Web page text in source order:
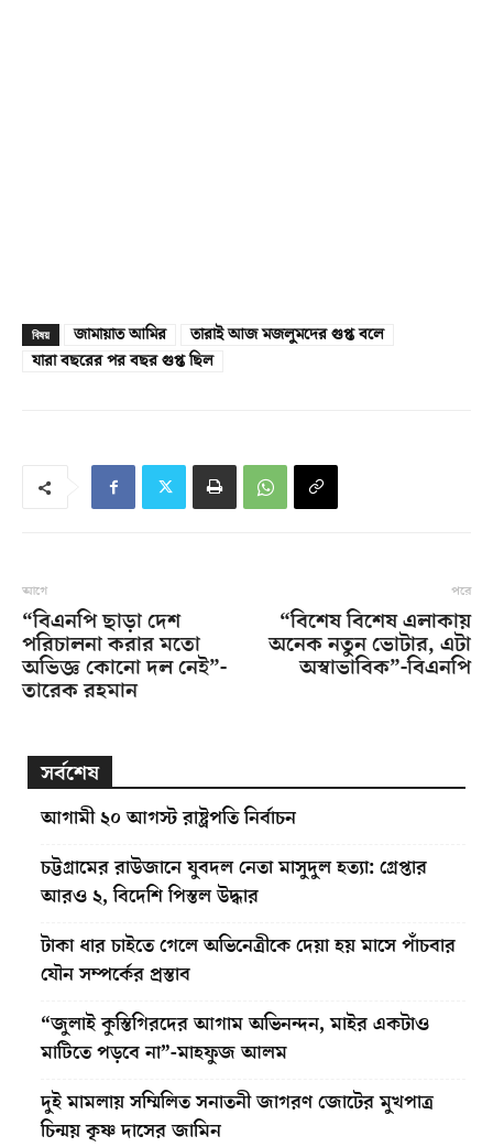
বিষয় জামায়াত আমির
তারাই আজ মজলুমদের গুপ্ত বলে
যারা বছরের পর বছর গুপ্ত ছিল
আগে
“বিএনপি ছাড়া দেশ
পরিচালনা করার মতো
অভিজ্ঞ কোনো দল নেই”-
তারেক রহমান
পরে
“বিশেষ বিশেষ এলাকায়
অনেক নতুন ভোটার, এটা
অস্বাভাবিক”-বিএনপি
সর্বশেষ
আগামী ২০ আগস্ট রাষ্ট্রপতি নির্বাচন
চট্টগ্রামের রাউজানে যুবদল নেতা মাসুদুল হত্যা: গ্রেপ্তার
আরও ২, বিদেশি পিস্তল উদ্ধার
টাকা ধার চাইতে গেলে অভিনেত্রীকে দেয়া হয় মাসে পাঁচবার
যৌন সম্পর্কের প্রস্তাব
“জুলাই কুস্তিগিরদের আগাম অভিনন্দন, মাইর একটাও
মাটিতে পড়বে না”-মাহফুজ আলম
দুই মামলায় সম্মিলিত সনাতনী জাগরণ জোটের মুখপাত্র
চিন্ময় কৃষ্ণ দাসের জামিন